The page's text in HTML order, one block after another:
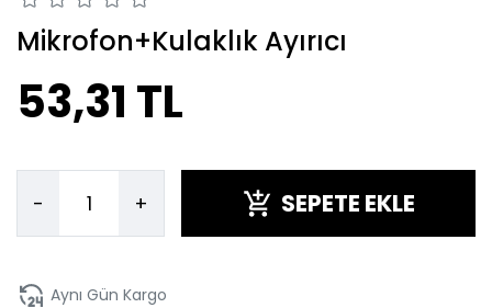
Mikrofon+Kulaklık Ayırıcı
53,31 TL
- + SEPETE EKLE
Aynı Gün Kargo